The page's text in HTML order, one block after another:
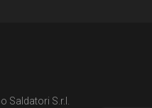
Saldatori S.r.l.